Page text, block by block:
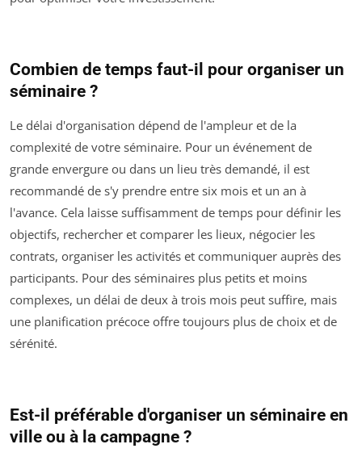
Combien de temps faut-il pour organiser un
séminaire ?
Le délai d'organisation dépend de l'ampleur et de la
complexité de votre séminaire. Pour un événement de
grande envergure ou dans un lieu très demandé, il est
recommandé de s'y prendre entre six mois et un an à
l'avance. Cela laisse suffisamment de temps pour définir les
objectifs, rechercher et comparer les lieux, négocier les
contrats, organiser les activités et communiquer auprès des
participants. Pour des séminaires plus petits et moins
complexes, un délai de deux à trois mois peut suffire, mais
une planification précoce offre toujours plus de choix et de
sérénité.
Est-il préférable d'organiser un séminaire en
ville ou à la campagne ?